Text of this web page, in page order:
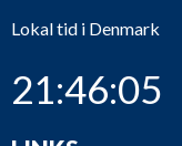
Lokal tid i Denmark
21:46:05